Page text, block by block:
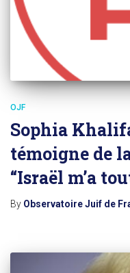
OJF
Sophia
témoigne de
“Israël m’a
By Observatoire Juif de